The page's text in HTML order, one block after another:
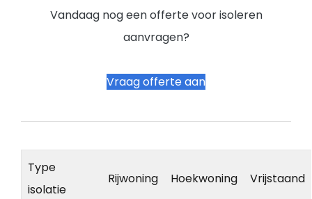
Vandaag nog een offerte voor isoleren
aanvragen?
Vraag offerte aan
Type
isolatie
Rijwoning Hoekwoning Vrijstaand